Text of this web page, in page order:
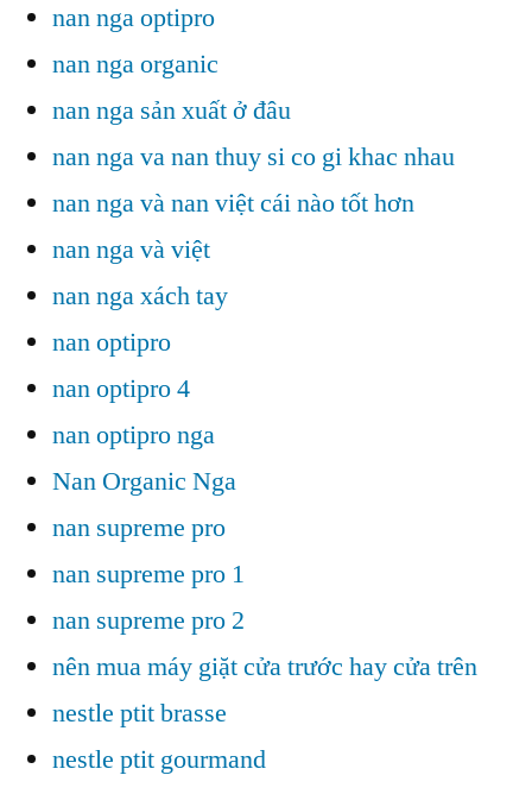
nan nga optipro
nan nga organic
nan nga sản xuất ở đâu
nan nga va nan thuy si co gi khac nhau
nan nga và nan việt cái nào tốt hơn
nan nga và việt
nan nga xách tay
nan optipro
nan optipro 4
nan optipro nga
Nan Organic Nga
nan supreme pro
nan supreme pro 1
nan supreme pro 2
nên mua máy giặt cửa trước hay cửa trên
nestle ptit brasse
nestle ptit gourmand